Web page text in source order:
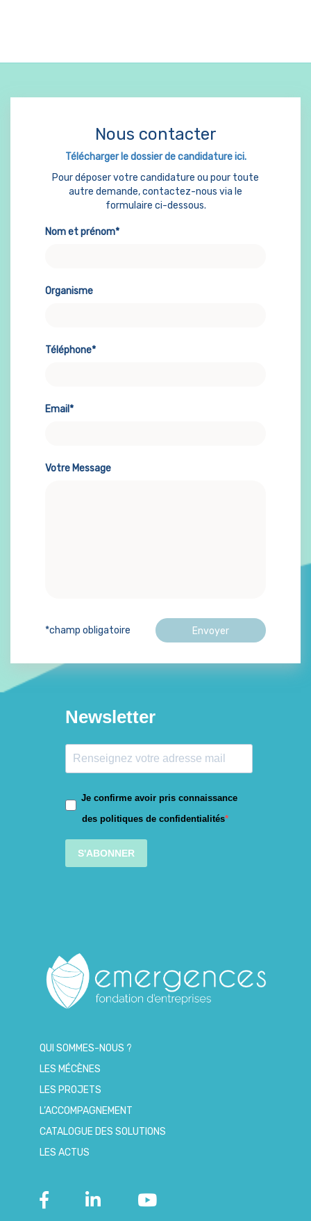
Newsletter
Je confirme avoir pris connaissance
des politiques de confidentialités
S'ABONNER
QUI SOMMES-NOUS ?
LES MÉCÈNES
LES PROJETS
L’ACCOMPAGNEMENT
CATALOGUE DES SOLUTIONS
LES ACTUS
Nous contacter
Télécharger le dossier de candidature ici.
Pour déposer votre candidature ou pour toute
autre demande, contactez-nous via le
formulaire ci-dessous.
Nom et prénom*
Organisme
Téléphone*
Email*
Votre Message
*champ obligatoire